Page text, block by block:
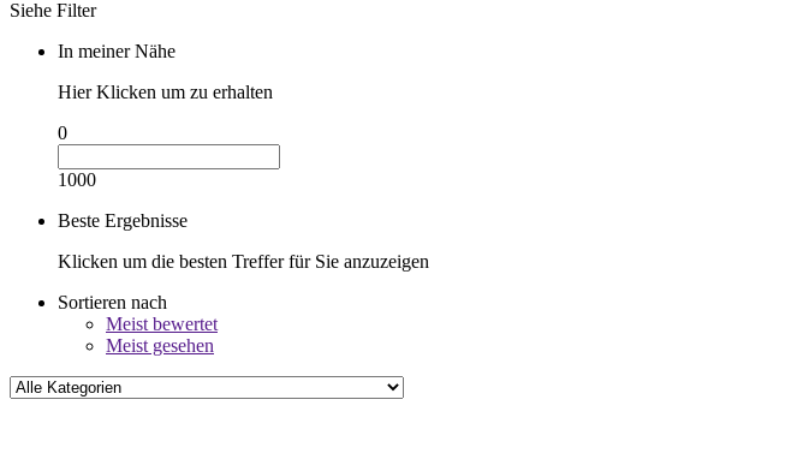
Siehe Filter
In meiner Nähe
Hier Klicken um zu erhalten
0
1000
Beste Ergebnisse
Klicken um die besten Treffer für Sie anzuzeigen
Sortieren nach
Meist bewertet
Meist gesehen